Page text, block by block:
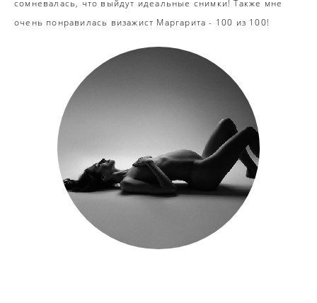
сомневалась, что выйдут идеальные снимки! Также мне
очень понравилась визажист Маргарита - 100 из 100!